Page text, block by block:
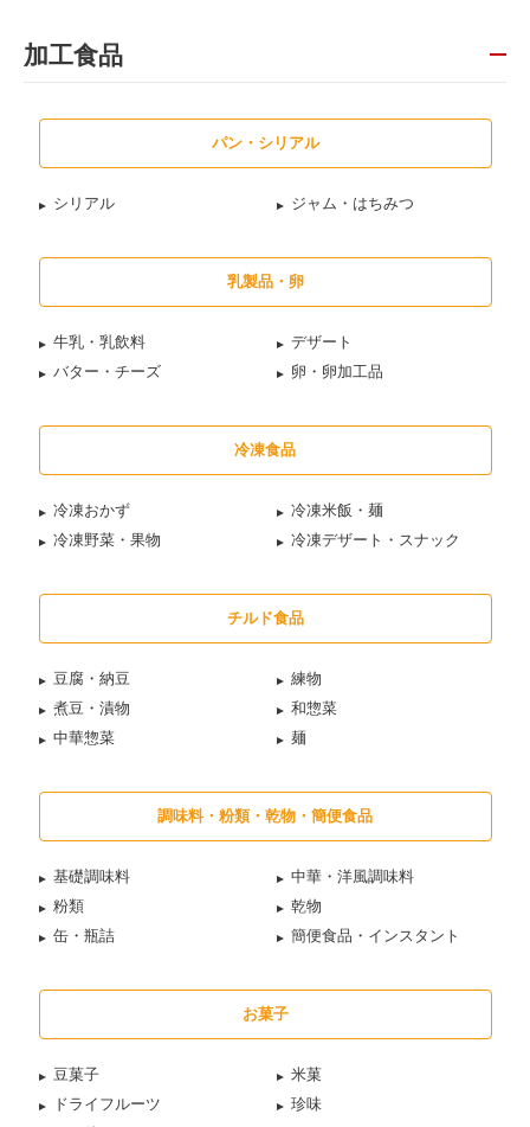
加工食品
パン・シリアル
シリアル ジャム・はちみつ
乳製品・卵
牛乳・乳飲料
デザート
バター・チーズ
卵・卵加工品
冷凍食品
冷凍おかず
冷凍米飯・麺
冷凍野菜・果物
冷凍デザート・スナック
チルド食品
豆腐・納豆
練物
煮豆・漬物
和惣菜
中華惣菜
麺
調味料・粉類・乾物・簡便食品
基礎調味料
中華・洋風調味料
粉類
乾物
缶・瓶詰
簡便食品・インスタント
お菓子
豆菓子
米菓
ドライフルーツ
珍味